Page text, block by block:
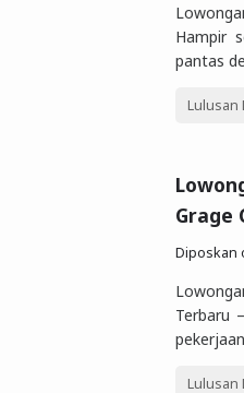
Hampir
pantas
Lulusan
Grage
Diposkan
Terbaru
Lulusan